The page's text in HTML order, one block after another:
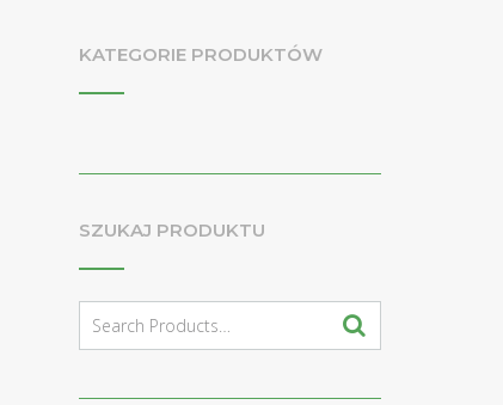
KATEGORIE PRODUKTÓW
SZUKAJ PRODUKTU
for: